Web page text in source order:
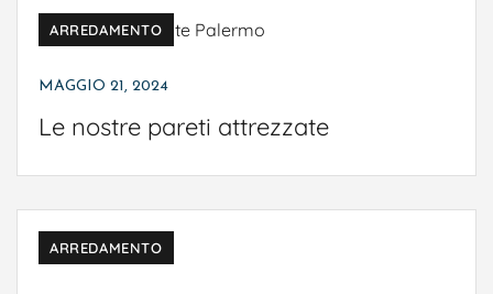
ARREDAMENTO
MAGGIO 21, 2024
Le nostre pareti attrezzate
ARREDAMENTO